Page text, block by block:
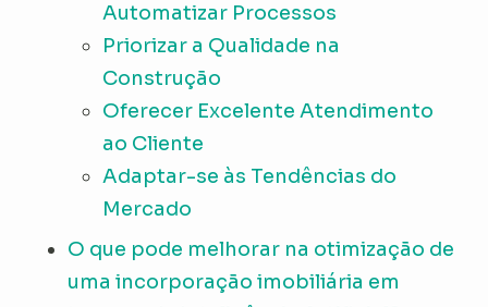
Automatizar Processos
Priorizar a Qualidade na
Construção
Oferecer Excelente Atendimento
ao Cliente
Adaptar-se às Tendências do
Mercado
O que pode melhorar na otimização de
uma incorporação imobiliária em